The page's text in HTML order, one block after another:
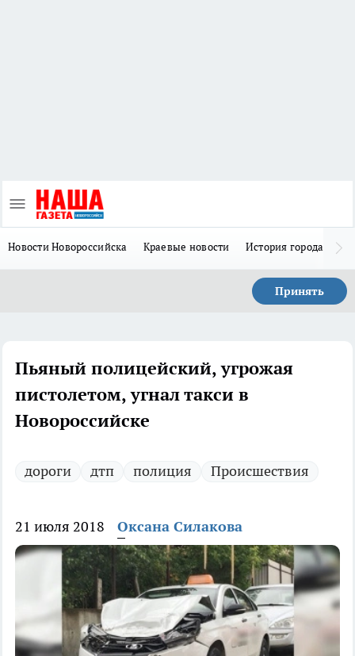
Новости Новороссийска Краевые новости История города Н
Принять
Пьяный полицейский, угрожая
пистолетом, угнал такси в
Новороссийске
дороги дтп полиция Происшествия
21 июля 2018 Оксана Силакова